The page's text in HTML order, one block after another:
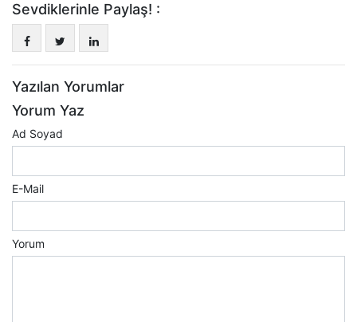
Sevdiklerinle Paylaş! :
Yazılan Yorumlar
Yorum Yaz
Ad Soyad
E-Mail
Yorum